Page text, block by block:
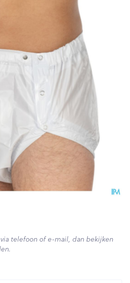
telefoon of e-mail, dan bekijken